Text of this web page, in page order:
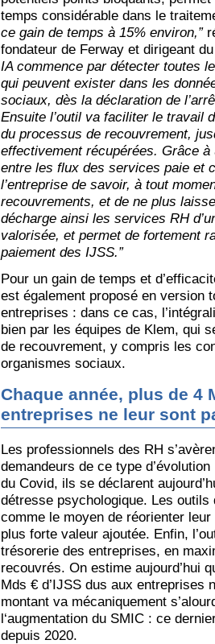
temps considérable dans le
ce gain de temps à 15% environ,”
fondateur de Ferway et dirigeant
IA commence par détecter toutes
qui peuvent exister dans les
sociaux, dès la déclaration de
Ensuite l’outil va faciliter le travail
du processus de recouvrement,
effectivement récupérées. Grâce
entre les flux des services paie et
l’entreprise de savoir, à tout
recouvrements, et de ne plus
décharge ainsi les services RH
valorisée, et permet de fortement
paiement des IJSS.”
Pour un gain de temps et
est également proposé en version
entreprises : dans ce cas,
bien par les équipes de Klem, qui
de recouvrement, y compris les
organismes sociaux.
Chaque année, plus de 4
entreprises ne leur sont
Les professionnels des RH
demandeurs de ce type
du Covid, ils se déclarent
détresse psychologique. Les
comme le moyen de réorienter
plus forte valeur ajoutée. Enfin,
trésorerie des entreprises, en
recouvrés. On estime aujourd’hui
Mds € d’IJSS dus aux entreprises
montant va mécaniquement
l‘augmentation du SMIC : ce
depuis 2020.